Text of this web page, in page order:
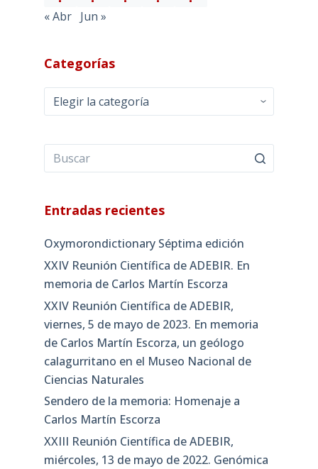
« Abr Jun »
Categorías
Categorías
Entradas recientes
Oxymorondictionary Séptima edición
XXIV Reunión Científica de ADEBIR. En
memoria de Carlos Martín Escorza
XXIV Reunión Científica de ADEBIR,
viernes, 5 de mayo de 2023. En memoria
de Carlos Martín Escorza, un geólogo
calagurritano en el Museo Nacional de
Ciencias Naturales
Sendero de la memoria: Homenaje a
Carlos Martín Escorza
XXIII Reunión Científica de ADEBIR,
miércoles, 13 de mayo de 2022. Genómica